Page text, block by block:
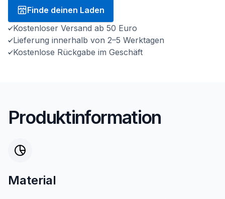
Finde deinen Laden
Kostenloser Versand ab 50 Euro
Lieferung innerhalb von 2–5 Werktagen
Kostenlose Rückgabe im Geschäft
Produktinformation
Material